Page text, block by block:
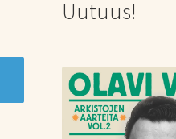
Uutuus!